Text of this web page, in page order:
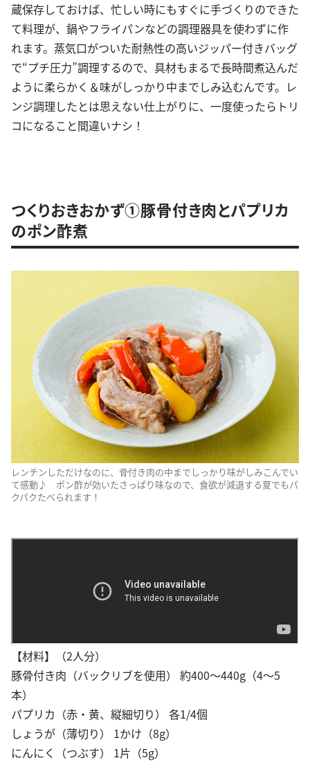
蔵保存しておけば、忙しい時にもすぐに手づくりのできた
て料理が、鍋やフライパンなどの調理器具を使わずに作
れます。蒸気口がついた耐熱性の高いジッパー付きバッグ
で“プチ圧力”調理するので、具材もまるで長時間煮込んだ
ように柔らかく＆味がしっかり中までしみ込むんです。レ
ンジ調理したとは思えない仕上がりに、一度使ったらトリ
コになること間違いナシ！
つくりおきおかず①豚骨付き肉とパプリカ
のポン酢煮
レンチンしただけなのに、骨付き肉の中までしっかり味がしみこんでい
て感動♪ ポン酢が効いたさっぱり味なので、食欲が減退する夏でもパ
クパクたべられます！
【材料】（2人分）
豚骨付き肉（バックリブを使用） 約400～440g（4～5
本）
パプリカ（赤・黄、縦細切り） 各1/4個
しょうが（薄切り） 1かけ（8g）
にんにく（つぶす） 1片（5g）